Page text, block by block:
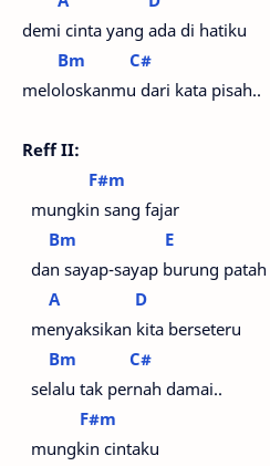
demi cinta yang ada di hatiku
Bm
C#
meloloskanmu dari kata pisah..
Reff II:
F#m
mungkin sang fajar
Bm
E
dan sayap-sayap burung patah
A
D
menyaksikan kita berseteru
Bm
C#
selalu tak pernah damai..
F#m
mungkin cintaku